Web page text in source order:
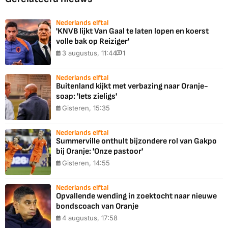
Nederlands elftal
'KNVB lijkt Van Gaal te laten lopen en koerst
volle bak op Reiziger'
3 augustus, 11:44 1
Nederlands elftal
Buitenland kijkt met verbazing naar Oranje-
soap: 'Iets zieligs'
Gisteren, 15:35
Nederlands elftal
Summerville onthult bijzondere rol van Gakpo
bij Oranje: 'Onze pastoor'
Gisteren, 14:55
Nederlands elftal
Opvallende wending in zoektocht naar nieuwe
bondscoach van Oranje
4 augustus, 17:58